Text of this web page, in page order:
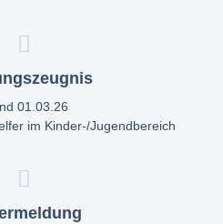
01.03.26
im Kinder-/Jugendbereich